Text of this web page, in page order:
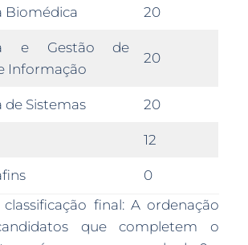
Biomédica 20
e Gestão de
Informação
20
de Sistemas 20
12
0
final: A ordenação
que completem o